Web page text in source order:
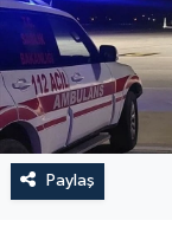
Paylaş
RESMİ